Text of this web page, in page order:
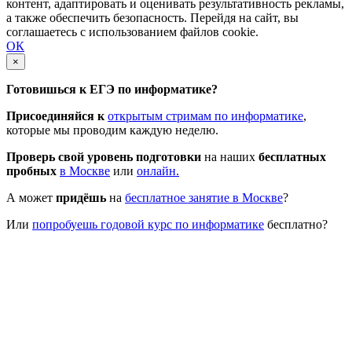
контент, адаптировать и оценивать результативность рекламы,
а также обеспечить безопасность. Перейдя на сайт, вы
соглашаетесь с использованием файлов cookie.
ОК
×
Готовишься к ЕГЭ по информатике?
Присоединяйся к открытым стримам по информатике,
которые мы проводим каждую неделю.
Проверь свой уровень подготовки на наших бесплатных
пробных в Москве или онлайн.
А может придёшь на бесплатное занятие в Москве?
Или попробуешь годовой курс по информатике бесплатно?